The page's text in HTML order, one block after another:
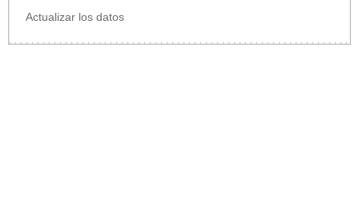
Actualizar los datos